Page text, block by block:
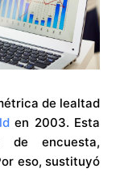
de lealtad
en 2003. Esta
de encuesta,
eso, sustituyó